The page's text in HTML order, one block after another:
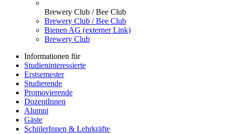
Brewery Club / Bee Club
Brewery Club / Bee Club
Bienen AG (externer Link)
Brewery Club
Informationen für
Studieninteressierte
Erstsemester
Studierende
Promovierende
DozentInnen
Alumni
Gäste
SchülerInnen & Lehrkräfte